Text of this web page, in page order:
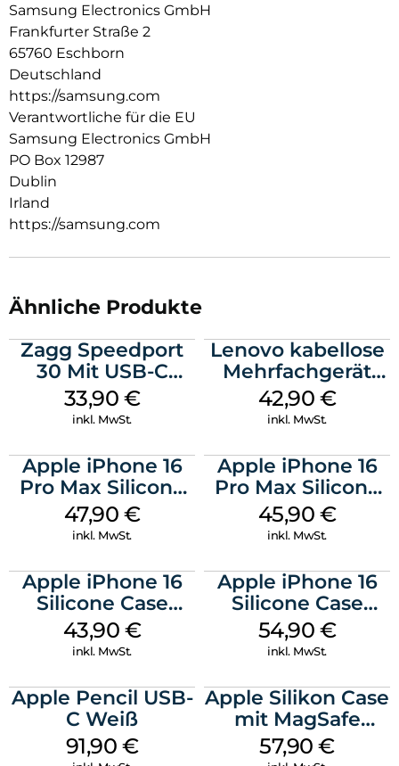
Samsung Electronics GmbH
Frankfurter Straße 2
65760 Eschborn
Deutschland
https://samsung.com
Verantwortliche für die EU
Samsung Electronics GmbH
PO Box 12987
Dublin
Irland
https://samsung.com
Ähnliche Produkte
Zagg Speedport
30 Mit USB-C
Kabel Weiß
33,90 €
inkl. MwSt.
Lenovo kabellose
Mehrfachgerät
Luna Grey
42,90 €
inkl. MwSt.
Apple iPhone 16
Pro Max Silicone
Case MagSafe
Black
47,90 €
inkl. MwSt.
Apple iPhone 16
Pro Max Silicone
Case MagSafe
Ultramarine
45,90 €
inkl. MwSt.
Apple iPhone 16
Silicone Case
MagSafe Plum
43,90 €
inkl. MwSt.
Apple iPhone 16
Silicone Case
MagSafe Lake
Green
54,90 €
inkl. MwSt.
Apple Pencil USB-
C Weiß
91,90 €
Apple Silikon Case
mit MagSafe
iPhone 14 Pro
57,90€